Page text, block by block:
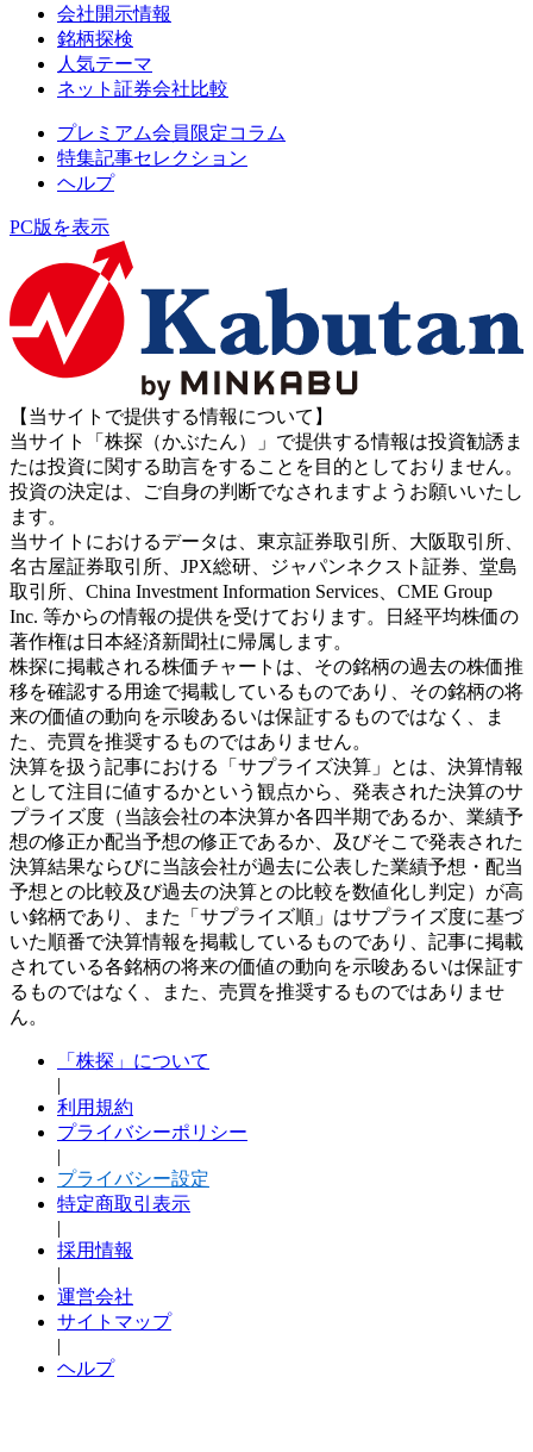
会社開示情報
銘柄探検
人気テーマ
ネット証券会社比較
プレミアム会員限定コラム
特集記事セレクション
ヘルプ
PC版を表示
【当サイトで提供する情報について】
当サイト「株探（かぶたん）」で提供する情報は投資勧誘ま
たは投資に関する助言をすることを目的としておりません。
投資の決定は、ご自身の判断でなされますようお願いいたし
ます。
当サイトにおけるデータは、東京証券取引所、大阪取引所、
名古屋証券取引所、JPX総研、ジャパンネクスト証券、堂島
取引所、China Investment Information Services、CME Group
Inc. 等からの情報の提供を受けております。日経平均株価の
著作権は日本経済新聞社に帰属します。
株探に掲載される株価チャートは、その銘柄の過去の株価推
移を確認する用途で掲載しているものであり、その銘柄の将
来の価値の動向を示唆あるいは保証するものではなく、ま
た、売買を推奨するものではありません。
決算を扱う記事における「サプライズ決算」とは、決算情報
として注目に値するかという観点から、発表された決算のサ
プライズ度（当該会社の本決算か各四半期であるか、業績予
想の修正か配当予想の修正であるか、及びそこで発表された
決算結果ならびに当該会社が過去に公表した業績予想・配当
予想との比較及び過去の決算との比較を数値化し判定）が高
い銘柄であり、また「サプライズ順」はサプライズ度に基づ
いた順番で決算情報を掲載しているものであり、記事に掲載
されている各銘柄の将来の価値の動向を示唆あるいは保証す
るものではなく、また、売買を推奨するものではありませ
ん。
「株探」について
|
利用規約
プライバシーポリシー
|
プライバシー設定
特定商取引表示
|
採用情報
|
運営会社
サイトマップ
|
ヘルプ